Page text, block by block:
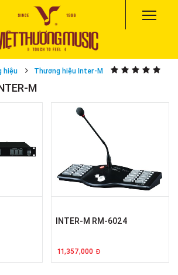
hiệu Thương hiệu Inter-M
M
INTER-M RM-6024
11,357,000 Đ